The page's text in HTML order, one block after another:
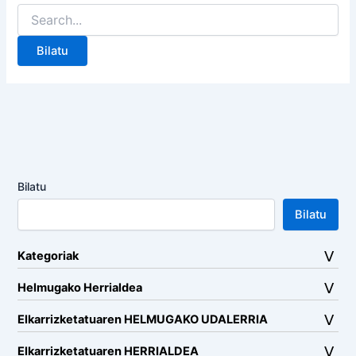
Search
for:
Bilatu
Bilatu
Kategoriak
Helmugako Herrialdea
Elkarrizketatuaren HELMUGAKO UDALERRIA
Elkarrizketatuaren HERRIALDEA